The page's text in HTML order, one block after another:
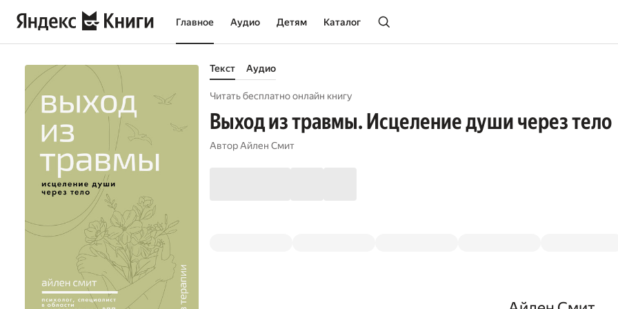
Главное Аудио Детям Каталог
Текст Аудио
Читать бесплатно онлайн книгу
Выход из травмы. Исцеление души через тело
АвторАйлен Смит